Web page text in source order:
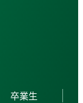
卒業生